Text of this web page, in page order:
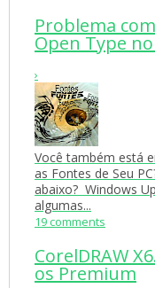
Problema
Open Type
›
Você também está
as Fontes de Seu
abaixo? Windows
algumas...
19 comments
CorelDRAW
os Premium